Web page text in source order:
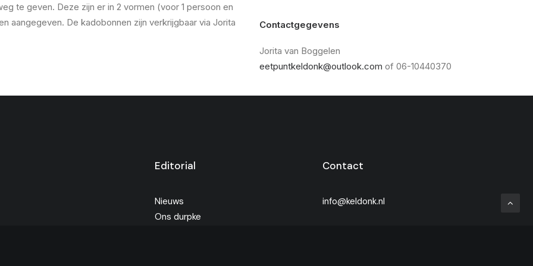
te geven. Deze zijn er in 2 vormen (voor 1 persoon en
aangegeven. De kadobonnen zijn verkrijgbaar via Jorita
Contactgegevens
Jorita van Boggelen
eetpuntkeldonk@outlook.com of 06-10440370
Editorial
Nieuws
Ons durpke
Contact
info@keldonk.nl